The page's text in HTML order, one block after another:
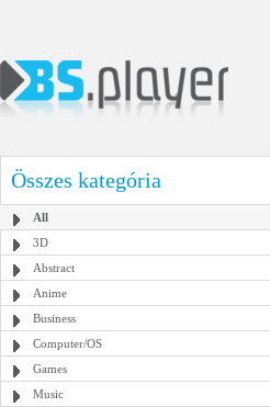
Összes kategória
All
3D
Abstract
Anime
Business
Computer/OS
Games
Music